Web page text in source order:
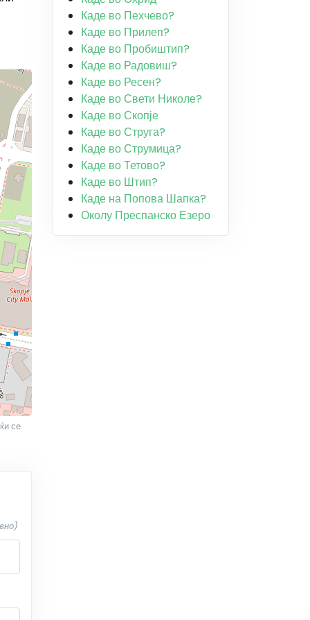
се
Каде во Пехчево?
Каде во Прилеп?
Каде во Пробиштип?
Каде во Радовиш?
Каде во Ресен?
Каде во Свети Николе?
Каде во Скопје
Каде во Струга?
Каде во Струмица?
Каде во Тетово?
Каде во Штип?
Каде на Попова Шапка?
Околу Преспанско Езеро